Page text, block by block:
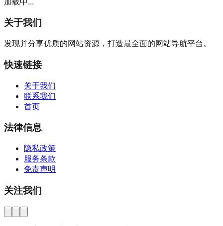
关于我们
发现并分享优质的网站资源，打造最全面的网站导航平台。
快速链接
关于我们
联系我们
首页
法律信息
隐私政策
服务条款
免责声明
关注我们